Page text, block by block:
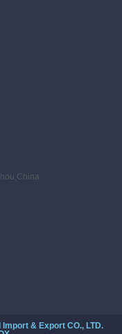
& Export CO., LTD.